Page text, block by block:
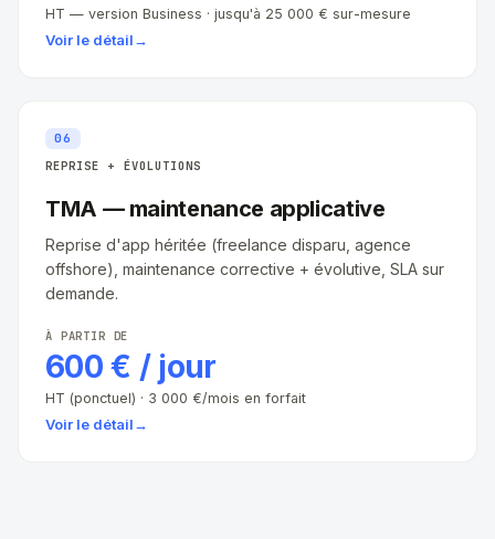
HT — version Business · jusqu'à 25 000 € sur-mesure
Voir le détail→
06
REPRISE + ÉVOLUTIONS
TMA — maintenance applicative
Reprise d'app héritée (freelance disparu, agence
offshore), maintenance corrective + évolutive, SLA sur
demande.
À PARTIR DE
600 € / jour
HT (ponctuel) · 3 000 €/mois en forfait
Voir le détail→